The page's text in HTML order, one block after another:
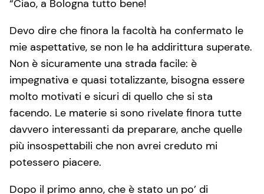
“Ciao, a Bologna tutto bene!
Devo dire che finora la facoltà ha confermato le
mie aspettative, se non le ha addirittura superate.
Non è sicuramente una strada facile: è
impegnativa e quasi totalizzante, bisogna essere
molto motivati e sicuri di quello che si sta
facendo. Le materie si sono rivelate finora tutte
davvero interessanti da preparare, anche quelle
più insospettabili che non avrei creduto mi
potessero piacere.
Dopo il primo anno, che è stato un po’ di